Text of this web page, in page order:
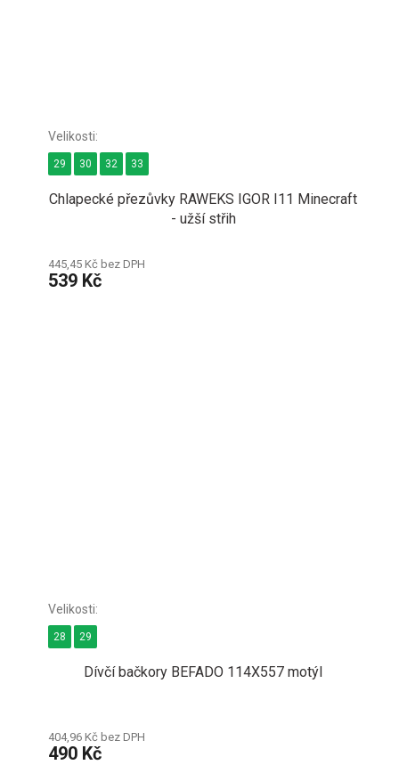
Chlapecké přezůvky RAWEKS IGOR I11 Minecraft
- užší střih
445,45 Kč bez DPH
539 Kč
29 30 32 33
Dívčí bačkory BEFADO 114X557 motýl
404,96 Kč bez DPH
490 Kč
28 29